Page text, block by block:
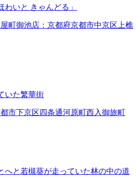
いと きゃんどる」
町御池店：京都府京都市中京区上樵
いた繁華街
市下京区四条通河原町西入御旅町
へと若槻葵が走っていた林の中の道